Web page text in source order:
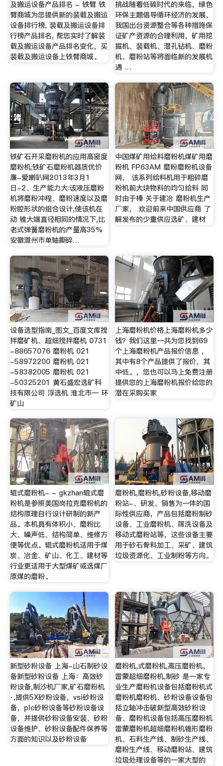
及搬运设备产品排名 - 铁臂 铁
臂商城为您提供新的装载及搬运
设备排行榜, 装载及搬运设备排
行榜产品排名, 帮您实时了解装
载及搬运设备产品排名变化，买
装载及搬运设备上铁臂商城。
挑战随着低碳时代的来临，绿色
环保主题倡导循环经济的发展，
我国出台资源整合等各种措施保
证矿产资源的合理利用，矿用挖
掘机、装载机、潜孔钻机、磨粉
机、磨粉站等将面临新的发展机
遇 …
铁矿石开采磨粉机的应用高密度
磨粉机;铁矿石磨粉机器质优价
廉-爱喇叭网2013年3月1
日-2、生产能力大:该液压磨粉
机将磨粉冲程、磨粉速度以及磨
粉腔形状的组合设计,使该机在
动 锥大端直径相同的情况下,比
老式弹簧磨粉机的产量高35%
安徽滁州市单轴撕碎…
中国煤矿用给料磨粉机煤矿用磨
粉机 FP63AM 磨粉磨粉机设备
网， 该系列给料机用于粗碎磨
粉机前大块物料的均匀给料 同
时由于棒 关于建冶 磨粉机生产
厂家， 欢迎前来中国供应商 了
解发布的少重供应选矿、建材
设备选型指南_图文_百度文库搅
拌磨矿机、超细搅拌磨机 0731
-88657076 磨粉机 021
-58972200 磨粉机 021
-58382005 磨粉机 021
-50325201 黄石盛宏选矿科
技有限公司 浮选机 淮北市一 环
矿山
上海磨粉机价格上海磨粉机多少
钱？我们这里一共为您找到69
个上海磨粉机产品报价信息 ，
其中有8个产品提供了报价，其
中低。，您也可以马上免费注册
提供您的上海磨粉机报价给您的
潜在采购买家
辊式磨粉机- - gkzhan辊式磨
粉机是参照美国岗拉克磨粉机的
结构原理自行设计研制的新产
品。本机具有体积小、磨粉比
大、噪声低、结构简单、维修方
便等优点。辊式磨粉机适用于煤
炭、冶金、矿山、化工、建材等
行业更适用于大型煤矿或选煤厂
原煤的磨粉。
磨粉机,磨粉机,砂粉设备,移动磨
粉站-、研发、销售为一体的国
际性供应商，产品包括磨粉制砂
设备、工业磨粉机、筛洗设备及
移动式磨粉站等，这些设备主要
用于砂石骨料加工、采矿、建筑
垃圾资源化、工业制粉等方向。
新型砂粉设备 上海-山石制砂设
备新型砂粉设备 上海：高效砂
粉设备,制沙机厂家,矿石磨粉机
·,提供5X砂粉设备，vsi砂粉设
备，plc砂粉设备等砂粉设备设
备，并提供砂粉设备安装、砂粉
设备维护、砂粉设备配件保养等
方面的知识以及砂粉设备
磨粉机,式磨粉机,高压磨粉机，
雷蒙超细磨粉机,制砂 是一家专
业生产磨粉机设备包括磨粉机式
磨粉机磨粉机、砂粉设备设备包
括立轴冲击破新型高效砂粉设
备、磨粉机设备包括高压磨粉机
雷蒙磨粉机超细磨粉机锥形磨粉
机、石料生产线、制砂生产线、
磨粉生产线、移动磨粉站、建筑
垃圾处理设备等的一家大型的